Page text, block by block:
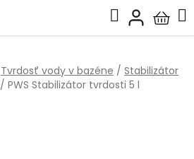
Hľadať
košík
Tvrdosť vody v bazéne / Stabilizátor
/ PWS Stabilizátor tvrdosti 5 l